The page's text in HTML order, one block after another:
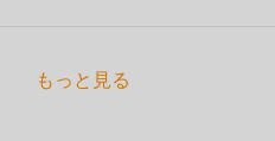
もっと見る